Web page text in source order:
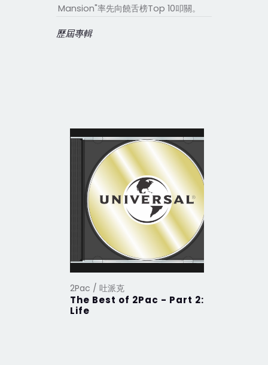
Mansion"率先向饒舌榜Top 10叩關。
歷屆專輯
2Pac / 吐派克
The Best of 2Pac - Part 2:
Life